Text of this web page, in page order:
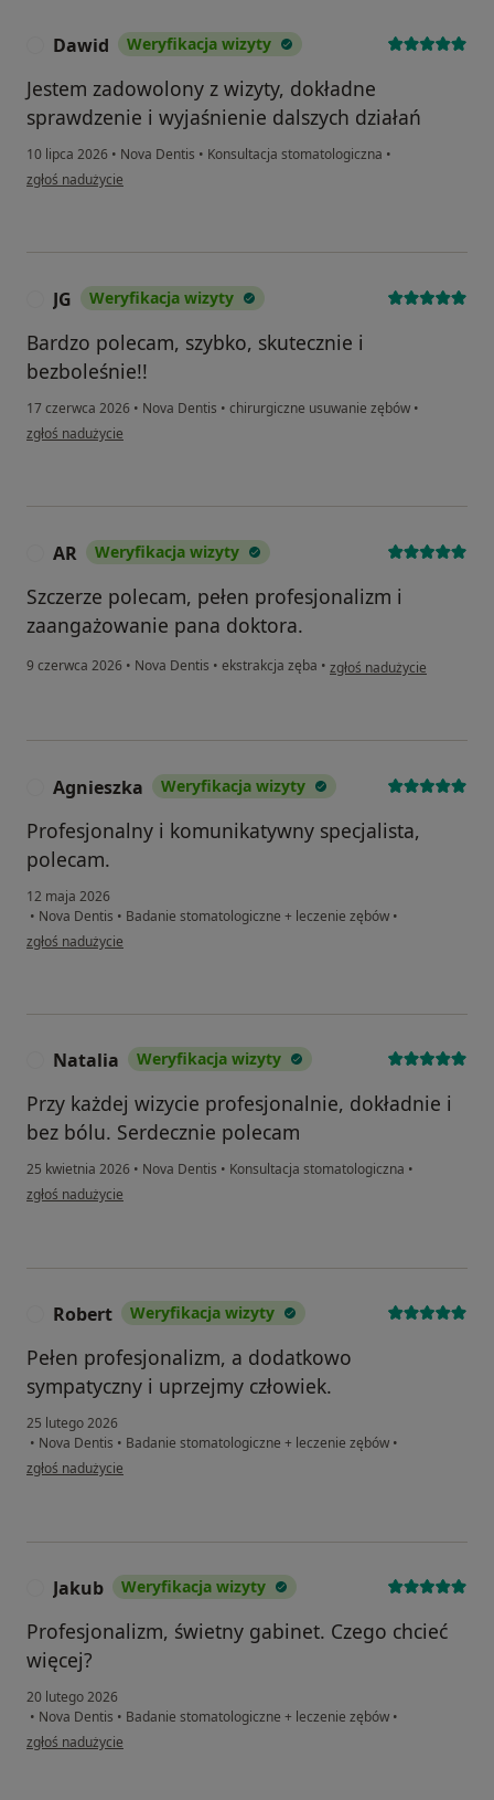
Dawid Weryfikacja wizyty
Jestem zadowolony z wizyty, dokładne
sprawdzenie i wyjaśnienie dalszych działań
10 lipca 2026 • Nova Dentis • Konsultacja stomatologiczna •
w opinii użytkownika Dawid
zgłoś nadużycie
JG Weryfikacja wizyty
Bardzo polecam, szybko, skutecznie i
bezboleśnie!!
17 czerwca 2026 • Nova Dentis • chirurgiczne usuwanie zębów •
w opinii użytkownika JG
zgłoś nadużycie
AR Weryfikacja wizyty
Szczerze polecam, pełen profesjonalizm i
zaangażowanie pana doktora.
9 czerwca 2026 • Nova Dentis • ekstrakcja zęba • w opinii użytkownika AR
zgłoś nadużycie
Agnieszka Weryfikacja wizyty
Profesjonalny i komunikatywny specjalista,
polecam.
12 maja 2026
• Nova Dentis • Badanie stomatologiczne + leczenie zębów •
w opinii użytkownika Agnieszka
zgłoś nadużycie
Natalia Weryfikacja wizyty
Przy każdej wizycie profesjonalnie, dokładnie i
bez bólu. Serdecznie polecam
25 kwietnia 2026 • Nova Dentis • Konsultacja stomatologiczna •
w opinii użytkownika Natalia
zgłoś nadużycie
Robert Weryfikacja wizyty
Pełen profesjonalizm, a dodatkowo
sympatyczny i uprzejmy człowiek.
25 lutego 2026
• Nova Dentis • Badanie stomatologiczne + leczenie zębów •
w opinii użytkownika Robert
zgłoś nadużycie
Jakub Weryfikacja wizyty
Profesjonalizm, świetny gabinet. Czego chcieć
więcej?
20 lutego 2026
• Nova Dentis • Badanie stomatologiczne + leczenie zębów •
w opinii użytkownika Jakub
zgłoś nadużycie